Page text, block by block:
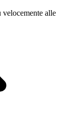
velocemente alle